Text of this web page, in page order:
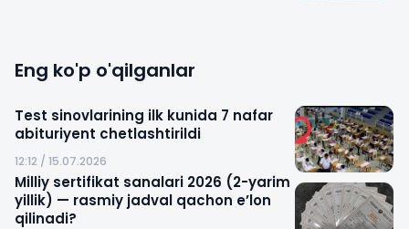
Eng ko'p o'qilganlar
Test sinovlarining ilk kunida 7 nafar
abituriyent chetlashtirildi
12:12 / 15.07.2026
Milliy sertifikat sanalari 2026 (2-yarim
yillik) — rasmiy jadval qachon e’lon
qilinadi?